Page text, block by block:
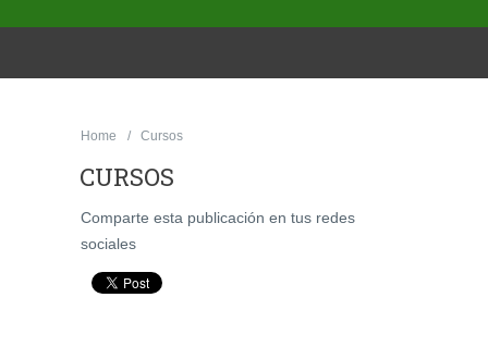
Home Cursos
CURSOS
Comparte esta publicación en tus redes
sociales